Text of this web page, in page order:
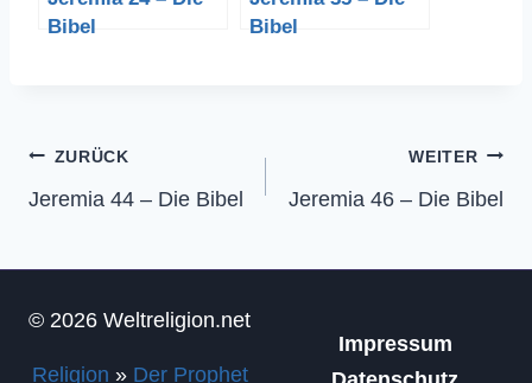
Bibel
Bibel
Beitragsnavigation
ZURÜCK
Jeremia 44 – Die Bibel
WEITER
Jeremia 46 – Die Bibel
© 2026 Weltreligion.net
Religion » Der Prophet
Impressum